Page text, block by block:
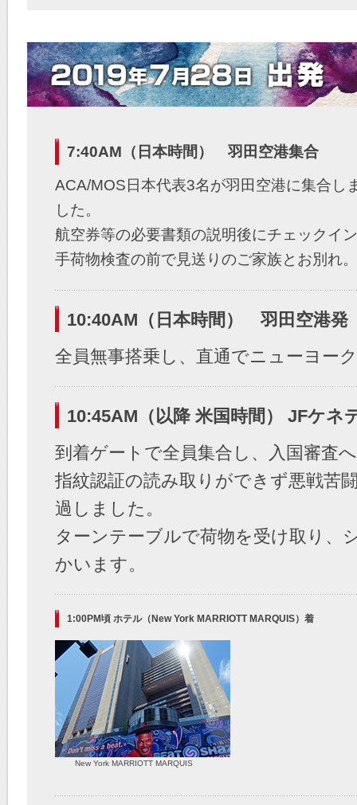
7:40AM（日本時間） 羽田空港集合
ACA/MOS日本代表3名が羽田空港に集合し
した。
航空券等の必要書類の説明後にチェックイ
手荷物検査の前で見送りのご家族とお別れ。
10:40AM（日本時間） 羽田空港発
全員無事搭乗し、直通でニューヨー
10:45AM（以降 米国時間） JFケネ
到着ゲートで全員集合し、入国審査
指紋認証の読み取りができず悪戦苦
過しました。
ターンテーブルで荷物を受け取り、
かいます。
1:00PM頃 ホテル（New York MARRIOTT MARQUIS）着
New York MARRIOTT MARQUIS